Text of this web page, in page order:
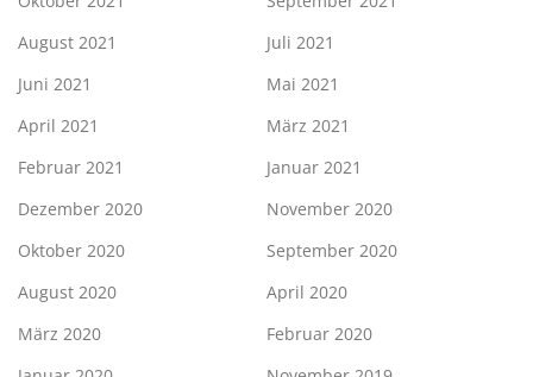
August 2021
Juli 2021
Juni 2021
Mai 2021
April 2021
März 2021
Februar 2021
Januar 2021
Dezember 2020
November 2020
Oktober 2020
September 2020
August 2020
April 2020
März 2020
Februar 2020